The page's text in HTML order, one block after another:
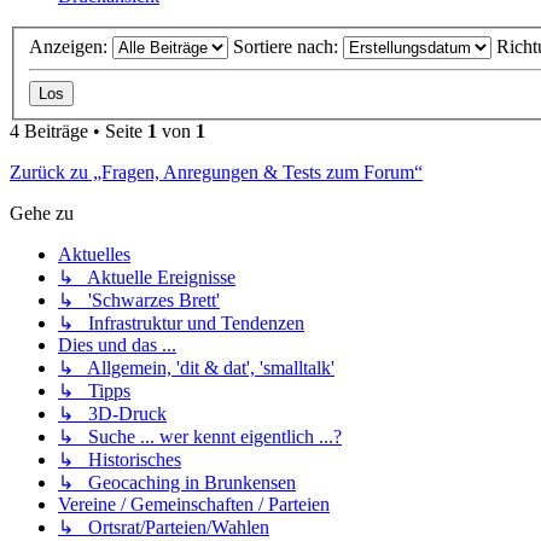
Anzeigen: Sortiere nach:
4 Beiträge • Seite 1 von 1
Zurück zu „Fragen, Anregungen & Tests zum Forum“
Gehe zu
Aktuelles
↳ Aktuelle Ereignisse
↳ 'Schwarzes Brett'
↳ Infrastruktur und Tendenzen
Dies und das ...
↳ Allgemein, 'dit & dat', 'smalltalk'
↳ Tipps
↳ 3D-Druck
↳ Suche ... wer kennt eigentlich ...?
↳ Historisches
↳ Geocaching in Brunkensen
Vereine / Gemeinschaften / Parteien
↳ Ortsrat/Parteien/Wahlen